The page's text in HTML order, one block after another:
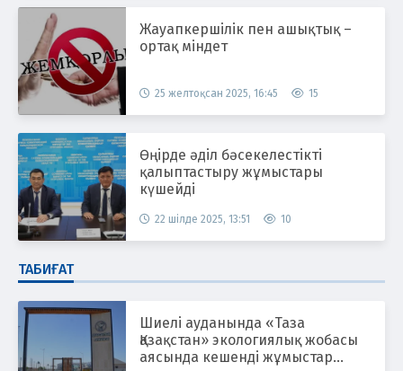
Жауапкершілік пен ашықтық –
ортақ міндет
25 желтоқсан 2025, 16:45 15
Өңірде әділ бәсекелестікті
қалыптастыру жұмыстары
күшейді
22 шілде 2025, 13:51 10
ТАБИҒАТ
Шиелі ауданында «Таза
Қазақстан» экологиялық жобасы
аясында кешенді жұмыстар